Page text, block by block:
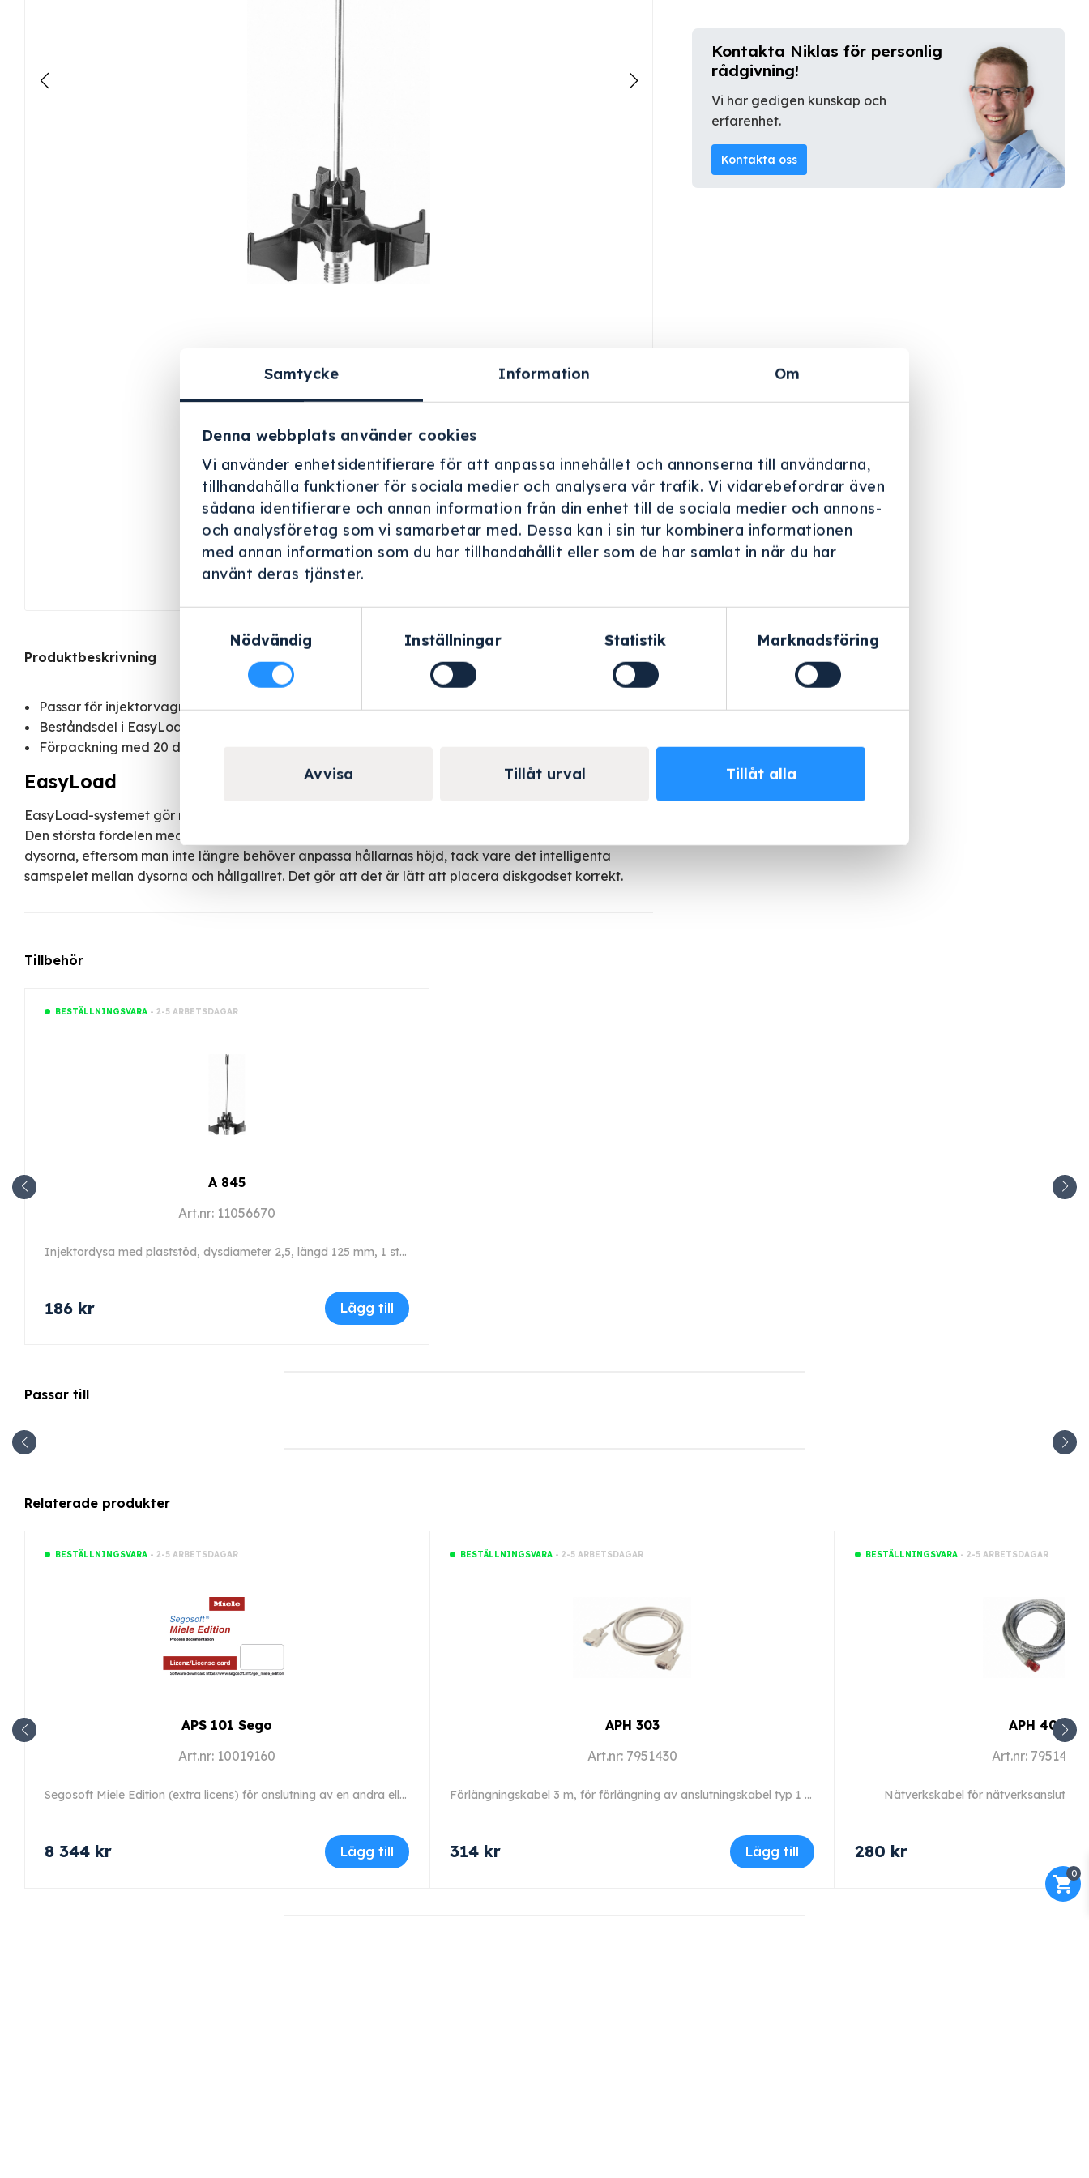
Samtycke Information Om
Denna webbplats använder cookies
Vi använder enhetsidentifierare för att anpassa innehållet och annonserna till användarna,
tillhandahålla funktioner för sociala medier och analysera vår trafik. Vi vidarebefordrar även
sådana identifierare och annan information från din enhet till de sociala medier och annons-
och analysföretag som vi samarbetar med. Dessa kan i sin tur kombinera informationen
med annan information som du har tillhandahållit eller som de har samlat in när du har
använt deras tjänster.
Nödvändig
Inställningar Statistik Marknadsföring
Avvisa Tillåt urval Tillåt alla
Kontakta Niklas för personlig
rådgivning!
Vi har gedigen kunskap och
erfarenhet.
Kontakta oss
Produktbeskrivning
Passar för injektorvagnar och injektorkorgar, fastskruvbar
Beståndsdel i EasyLoad-systemet
Förpackning med 20 dysor
EasyLoad
EasyLoad-systemet gör rengöringen av laboratorieglas betydligt snabbare, enklare och säkrare.
Den största fördelen med det nya systemet är att man snabbt och enkelt kan placera disken på
dysorna, eftersom man inte längre behöver anpassa hållarnas höjd, tack vare det intelligenta
samspelet mellan dysorna och hållgallret. Det gör att det är lätt att placera diskgodset korrekt.
Tillbehör
BESTÄLLNINGSVARA- 2-5 ARBETSDAGAR
A 845
Art.nr: 11056670
Injektordysa med plaststöd, dysdiameter 2,5, längd 125 mm, 1 stycken.
186 kr Lägg till
Passar till
Relaterade produkter
BESTÄLLNINGSVARA- 2-5 ARBETSDAGAR
APS 101 Sego
Art.nr: 10019160
Segosoft Miele Edition (extra licens) för anslutning av en andra eller ytterligare maskin.
8 344 kr Lägg till
BESTÄLLNINGSVARA- 2-5 ARBETSDAGAR
APH 303
Art.nr: 7951430
Förlängningskabel 3 m, för förlängning av anslutningskabel typ 1 och 2.
314 kr Lägg till
BESTÄLLNINGSVARA- 2-5 ARBETSDAGAR
APH 406
Art.nr: 7951470
Nätverkskabel för
280 kr
0